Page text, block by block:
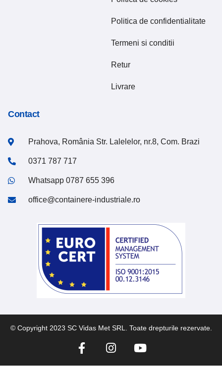
Politica de confidentialitate
Termeni si conditii
Retur
Livrare
Contact
Prahova, România Str. Lalelelor, nr.8, Com. Brazi
0371 787 717
Whatsapp 0787 655 396
office@containere-industriale.ro
© Copyright 2023 SC Vidas Met SRL. Toate drepturile rezervate.